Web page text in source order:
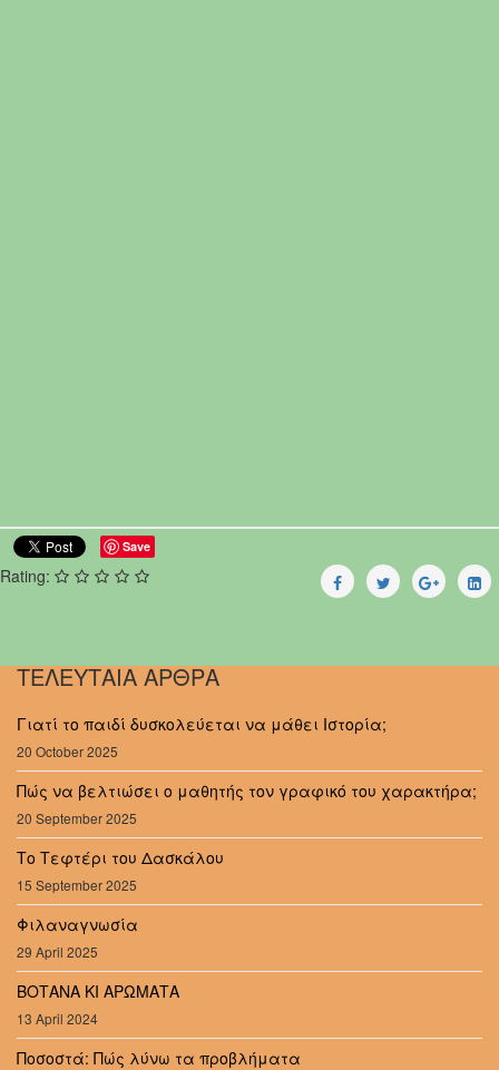
Save
Rating:
ΤΕΛΕΥΤΑΙΑ ΑΡΘΡΑ
Γιατί το παιδί δυσκολεύεται να μάθει Ιστορία;
20 October 2025
Πώς να βελτιώσει ο μαθητής τον γραφικό του χαρακτήρα;
20 September 2025
Το Τεφτέρι του Δασκάλου
15 September 2025
Φιλαναγνωσία
29 April 2025
ΒΟΤΑΝΑ ΚΙ ΑΡΩΜΑΤΑ
13 April 2024
Ποσοστά: Πώς λύνω τα προβλήματα